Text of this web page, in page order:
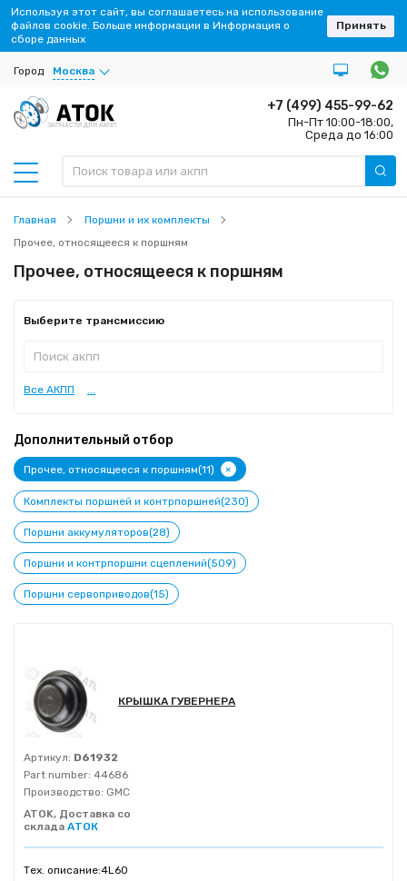
Город Москва
ЗАПЧАСТИ ДЛЯ АКПП
+7 (499) 455-99-62
Пн-Пт 10:00-18:00,
Среда до 16:00
Главная
Поршни и их комплекты
Прочее, относящееся к поршням
Прочее, относящееся к поршням
Выберите трансмиссию
Все АКПП ...
Дополнительный отбор
Прочее, относящееся к поршням(11) +
Комплекты поршней и контрпоршней(230)
Поршни аккумуляторов(28)
Поршни и контрпоршни сцеплений(509)
Поршни сервоприводов(15)
КРЫШКА ГУВЕРНЕРА
Артикул: D61932
Part number: 44686
Производство: GMC
ATOK, Доставка со
склада АТОК
Тех. описание:4L60
Используя этот сайт, вы соглашаетесь на использование
файлов cookie. Больше информации в Информация о
сборе данных
Принять